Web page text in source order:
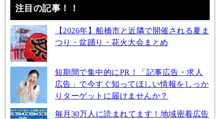
注目の記事！！
【2026年】船橋市と近隣で開催される夏ま
つり・盆踊り・花火大会まとめ
短期間で集中的にPR！「記事広告・求人
広告」で今すぐ知ってほしい情報をしっか
りターゲットに届けませんか？
毎月30万人に読まれてます！地域密着広告